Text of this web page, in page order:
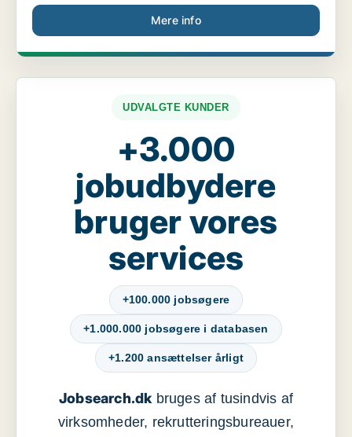
Mere info
UDVALGTE KUNDER
+3.000
jobudbydere
bruger vores
services
+100.000 jobsøgere
+1.000.000 jobsøgere i databasen
+1.200 ansættelser årligt
Jobsearch.dkbruges af tusindvis af
virksomheder, rekrutteringsbureauer,